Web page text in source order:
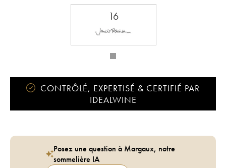
16
CONTRÔLÉ, EXPERTISÉ & CERTIFIÉ PAR
IDEALWINE
Posez une question à Margaux, notre
sommelière IA